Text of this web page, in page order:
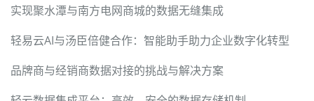
实现聚水潭与南方电网商城的数据无缝集成
轻易云AI与汤臣倍健合作：智能助手助力企业数字化转型
品牌商与经销商数据对接的挑战与解决方案